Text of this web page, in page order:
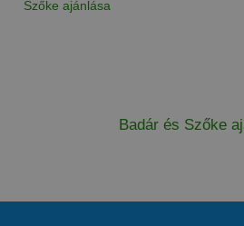
Badár és Szőke